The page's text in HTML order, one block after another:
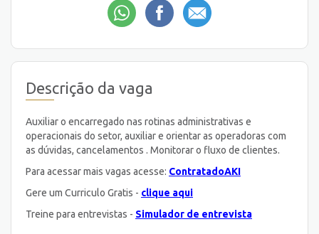
Descrição da vaga
Auxiliar o encarregado nas rotinas administrativas e
operacionais do setor, auxiliar e orientar as operadoras com
as dúvidas, cancelamentos . Monitorar o fluxo de clientes.
Para acessar mais vagas acesse: ContratadoAKI
Gere um Curriculo Gratis - clique aqui
Treine para entrevistas - Simulador de entrevista